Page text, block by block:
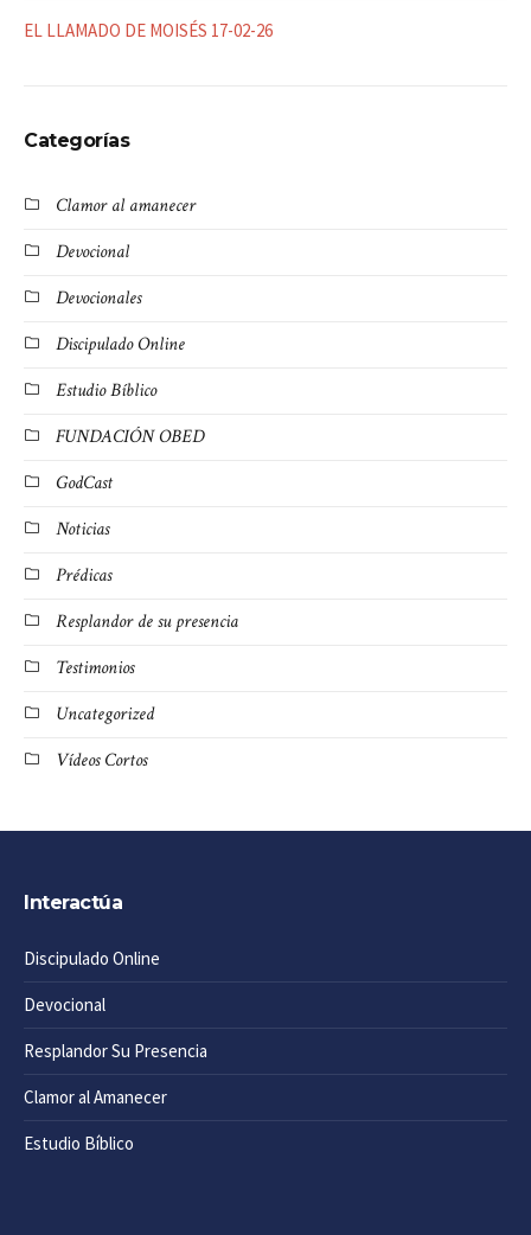
EL LLAMADO DE MOISÉS 17-02-26
Categorías
Clamor al amanecer
Devocional
Devocionales
Discipulado Online
Estudio Bíblico
FUNDACIÓN OBED
GodCast
Noticias
Prédicas
Resplandor de su presencia
Testimonios
Uncategorized
Vídeos Cortos
Interactúa
Discipulado Online
Devocional
Resplandor Su Presencia
Clamor al Amanecer
Estudio Bíblico